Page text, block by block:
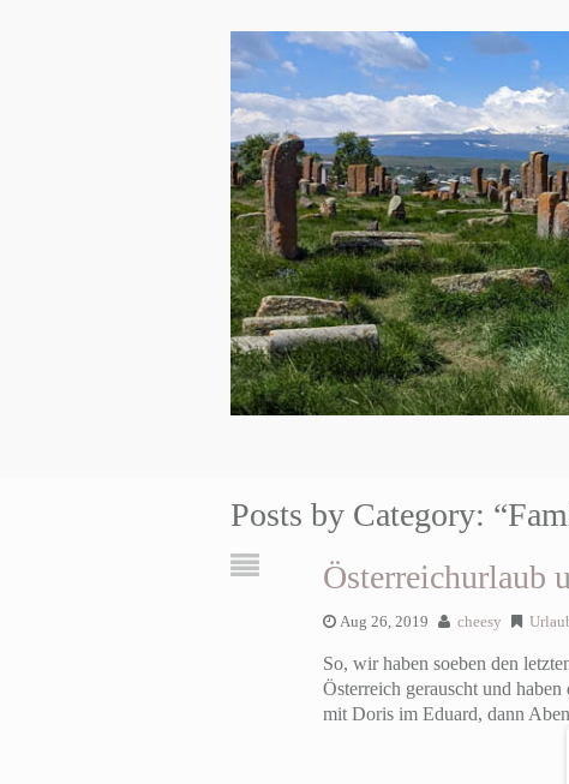
Posts by Category:
Österreichurlaub
Aug 26, 2019 cheesy
So, wir haben soeben den
Österreich gerauscht und
mit Doris im Eduard, dann